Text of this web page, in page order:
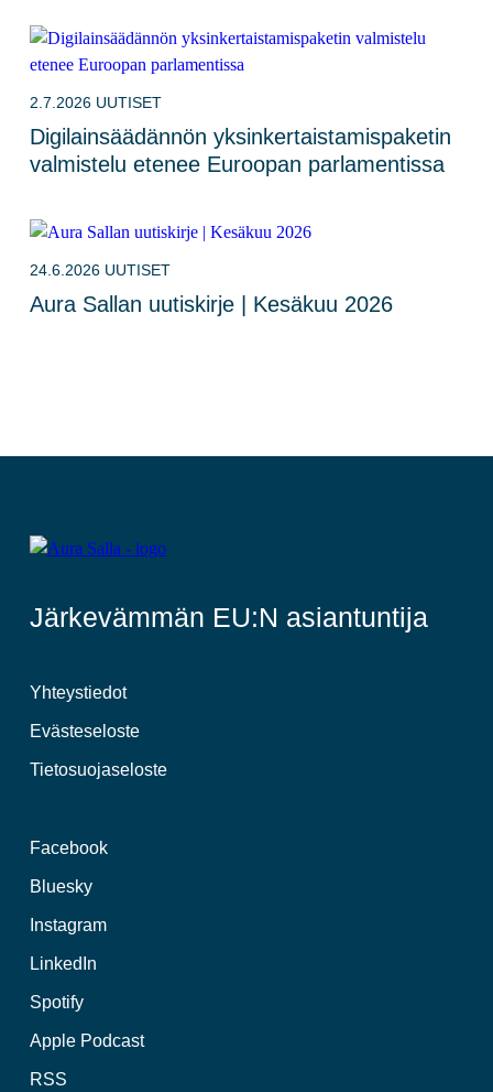
2.7.2026 UUTISET
Digilainsäädännön yksinkertaistamispaketin
valmistelu etenee Euroopan parlamentissa
24.6.2026 UUTISET
Aura Sallan uutiskirje | Kesäkuu 2026
Järkevämmän EU:N asiantuntija
Yhteystiedot
Evästeseloste
Tietosuojaseloste
Facebook
Bluesky
Instagram
LinkedIn
Spotify
Apple Podcast
RSS